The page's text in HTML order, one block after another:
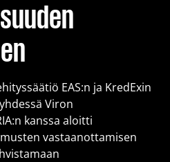
EAS:n ja KredExin
Viron
kanssa aloitti
vastaanottamisen